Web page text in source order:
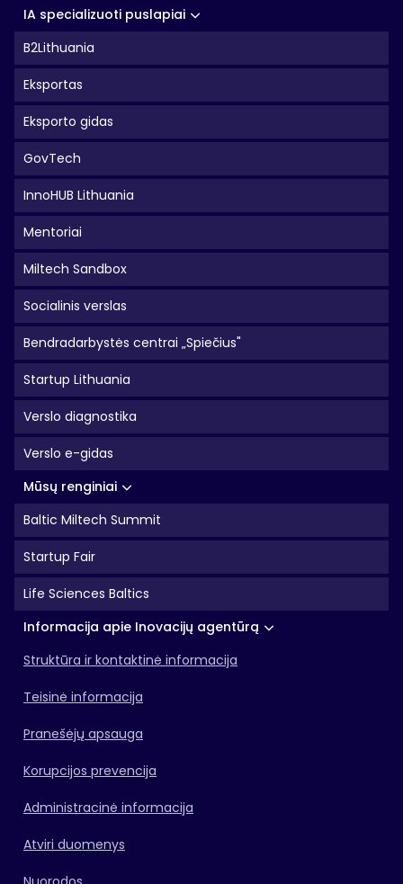
IA specializuoti puslapiai
B2Lithuania
Eksportas
Eksporto gidas
GovTech
InnoHUB Lithuania
Mentoriai
Miltech Sandbox
Socialinis verslas
Bendradarbystės centrai „Spiečius"
Startup Lithuania
Verslo diagnostika
Verslo e-gidas
Mūsų renginiai
Baltic Miltech Summit
Startup Fair
Life Sciences Baltics
Informacija apie Inovacijų agentūrą
Struktūra ir kontaktinė informacija
Teisinė informacija
Pranešėjų apsauga
Korupcijos prevencija
Administracinė informacija
Atviri duomenys